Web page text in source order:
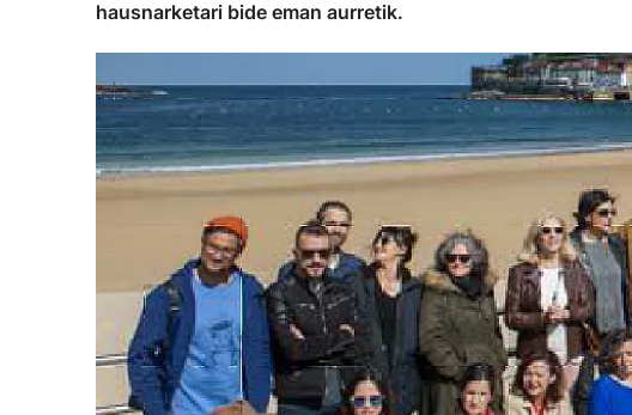
hausnarketari bide eman aurretik.